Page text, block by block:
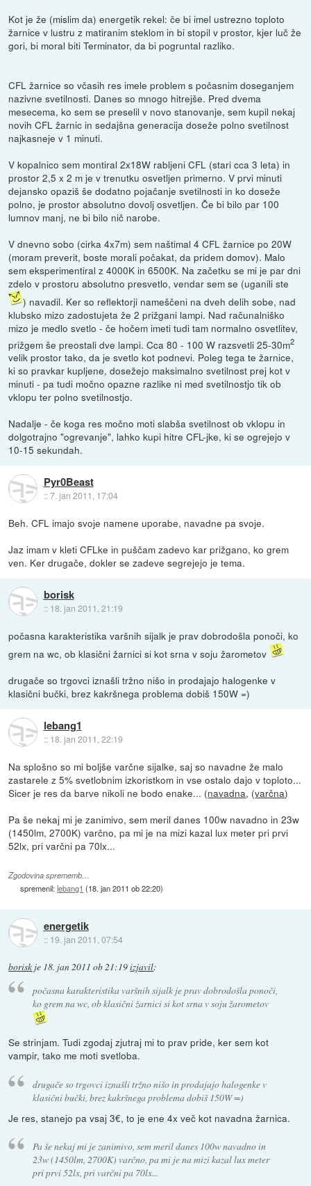
Kot je že (mislim da) energetik rekel: če bi imel ustrezno toploto
žarnice v lustru z matiranim steklom in bi stopil v prostor, kjer luč že
gori, bi moral biti Terminator, da bi pogruntal razliko.
CFL žarnice so včasih res imele problem s počasnim doseganjem
nazivne svetilnosti. Danes so mnogo hitrejše. Pred dvema
mesecema, ko sem se preselil v novo stanovanje, sem kupil nekaj
novih CFL žarnic in sedajšna generacija doseže polno svetilnost
najkasneje v 1 minuti.
V kopalnico sem montiral 2x18W rabljeni CFL (stari cca 3 leta) in
prostor 2,5 x 2 m je v trenutku osvetljen primerno. V prvi minuti
dejansko opaziš še dodatno pojačanje svetilnosti in ko doseže
polno, je prostor absolutno dovolj osvetljen. Če bi bilo par 100
lumnov manj, ne bi bilo nič narobe.
V dnevno sobo (cirka 4x7m) sem naštimal 4 CFL žarnice po 20W
(moram preverit, boste morali počakat, da pridem domov). Malo
sem eksperimentiral z 4000K in 6500K. Na začetku se mi je par dni
zdelo v prostoru absolutno presvetlo, vendar sem se (uganili ste
) navadil. Ker so reflektorji nameščeni na dveh delih sobe, nad
klubsko mizo zadostujeta že 2 prižgani lampi. Nad računalniško
mizo je medlo svetlo - če hočem imeti tudi tam normalno osvetlitev,
prižgem še preostali dve lampi. Cca 80 - 100 W razsvetli 25-30m2
velik prostor tako, da je svetlo kot podnevi. Poleg tega te žarnice,
ki so pravkar kupljene, dosežejo maksimalno svetilnost prej kot v
minuti - pa tudi močno opazne razlike ni med svetilnostjo tik ob
vklopu ter polno svetilnostjo.
Nadalje - če koga res močno moti slabša svetilnost ob vklopu in
dolgotrajno "ogrevanje", lahko kupi hitre CFL-jke, ki se ogrejejo v
10-15 sekundah.
Pyr0Beast
::7. jan 2011, 17:04
Beh. CFL imajo svoje namene uporabe, navadne pa svoje.
Jaz imam v kleti CFLke in puščam zadevo kar prižgano, ko grem
ven. Ker drugače, dokler se zadeve segrejejo je tema.
borisk
:: 18. jan 2011, 21:19
počasna karakteristika varšnih sijalk je prav dobrodošla ponoči, ko
grem na wc, ob klasični žarnici si kot srna v soju žarometov
drugače so trgovci iznašli tržno nišo in prodajajo halogenke v
klasični bučki, brez kakršnega problema dobiš 150W =)
lebang1
:: 18. jan 2011, 22:19
Na splošno so mi boljše varčne sijalke, saj so navadne že malo
zastarele z 5% svetlobnim izkoristkom in vse ostalo dajo v toploto...
Sicer je res da barve nikoli ne bodo enake... (navadna, (varčna)
Pa še nekaj mi je zanimivo, sem meril danes 100w navadno in 23w
(1450lm, 2700K) varčno, pa mi je na mizi kazal lux meter pri prvi
52lx, pri varčni pa 70lx...
Zgodovina sprememb…
spremenil:lebang1 (18. jan 2011 ob 22:20)
energetik
:: 19. jan 2011, 07:54
borisk je 18. jan 2011 ob 21:19izjavil:
počasna karakteristika varšnih sijalk je prav dobrodošla ponoči,
ko grem na wc, ob klasični žarnici si kot srna v soju žarometov
Se strinjam. Tudi zgodaj zjutraj mi to prav pride, ker sem kot
vampir, tako me moti svetloba.
drugače so trgovci iznašli tržno nišo in prodajajo halogenke v
klasični bučki, brez kakršnega problema dobiš 150W =)
Je res, stanejo pa vsaj 3€, to je ene 4x več kot navadna žarnica.
Pa še nekaj mi je zanimivo, sem meril danes 100w navadno in
23w (1450lm, 2700K) varčno, pa mi je na mizi kazal lux meter
pri prvi 52lx, pri varčni pa 70lx...